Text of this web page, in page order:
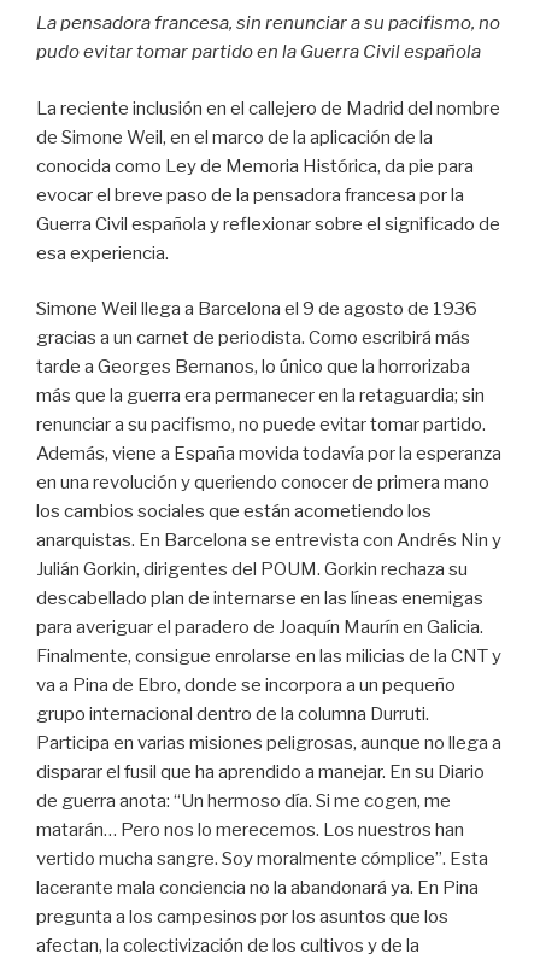
La pensadora francesa, sin renunciar a su pacifismo, no
pudo evitar tomar partido en la Guerra Civil española
La reciente inclusión en el callejero de Madrid del nombre
de Simone Weil, en el marco de la aplicación de la
conocida como Ley de Memoria Histórica, da pie para
evocar el breve paso de la pensadora francesa por la
Guerra Civil española y reflexionar sobre el significado de
esa experiencia.
Simone Weil llega a Barcelona el 9 de agosto de 1936
gracias a un carnet de periodista. Como escribirá más
tarde a Georges Bernanos, lo único que la horrorizaba
más que la guerra era permanecer en la retaguardia; sin
renunciar a su pacifismo, no puede evitar tomar partido.
Además, viene a España movida todavía por la esperanza
en una revolución y queriendo conocer de primera mano
los cambios sociales que están acometiendo los
anarquistas. En Barcelona se entrevista con Andrés Nin y
Julián Gorkin, dirigentes del POUM. Gorkin rechaza su
descabellado plan de internarse en las líneas enemigas
para averiguar el paradero de Joaquín Maurín en Galicia.
Finalmente, consigue enrolarse en las milicias de la CNT y
va a Pina de Ebro, donde se incorpora a un pequeño
grupo internacional dentro de la columna Durruti.
Participa en varias misiones peligrosas, aunque no llega a
disparar el fusil que ha aprendido a manejar. En su Diario
de guerra anota: “Un hermoso día. Si me cogen, me
matarán… Pero nos lo merecemos. Los nuestros han
vertido mucha sangre. Soy moralmente cómplice”. Esta
lacerante mala conciencia no la abandonará ya. En Pina
pregunta a los campesinos por los asuntos que los
afectan, la colectivización de los cultivos y de la